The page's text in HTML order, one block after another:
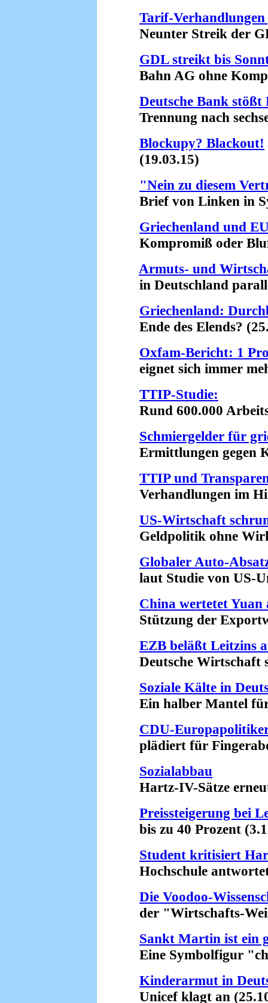
Tarif-Verhandlungen
Neunter Streik der
GDL streikt bis
Bahn AG ohne
Deutsche Bank stößt
Trennung nach
Blockupy? Blackout!
(19.03.15)
"Nein zu diesem
Brief von Linken in
Griechenland und
Kompromiß oder
Armuts- und
in Deutschland
Griechenland:
Ende des Elends?
Oxfam-Bericht: 1
eignet sich immer
TTIP-Studie:
Rund 600.000
Schmiergelder für
Ermittlungen gegen
TTIP und
Verhandlungen im
US-Wirtschaft
Geldpolitik ohne
Globaler Auto-
laut Studie von US-
China wertetet Yuan
Stützung der
EZB beläßt Leitzins
Deutsche Wirtschaft
Soziale Kälte in
Ein halber Mantel für
CDU-
plädiert für
Sozialabbau
Hartz-IV-Sätze
Preissteigerung bei
bis zu 40 Prozent
Student kritisiert
Hochschule
Die Voodoo-
der "Wirtschafts-
Sankt Martin ist ein
Eine Symbolfigur
Kinderarmut in
Unicef klagt an